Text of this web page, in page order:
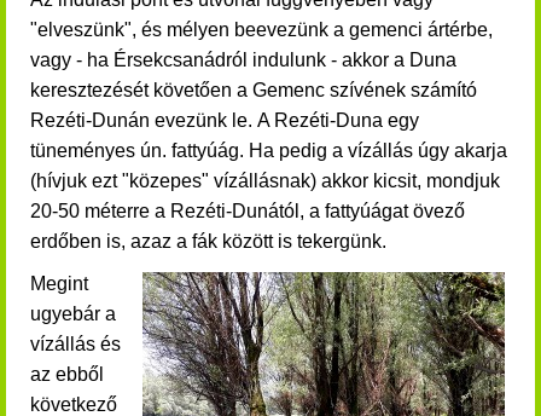
"elveszünk", és mélyen beevezünk a gemenci ártérbe,
vagy - ha Érsekcsanádról indulunk - akkor a Duna
keresztezését követően a Gemenc szívének számító
Rezéti-Dunán evezünk le. A Rezéti-Duna egy
tüneményes ún. fattyúág. Ha pedig a vízállás úgy akarja
(hívjuk ezt "közepes" vízállásnak) akkor kicsit, mondjuk
20-50 méterre a Rezéti-Dunától, a fattyúágat övező
erdőben is, azaz a fák között is tekergünk.
Megint
ugyebár a
vízállás és
az ebből
következő